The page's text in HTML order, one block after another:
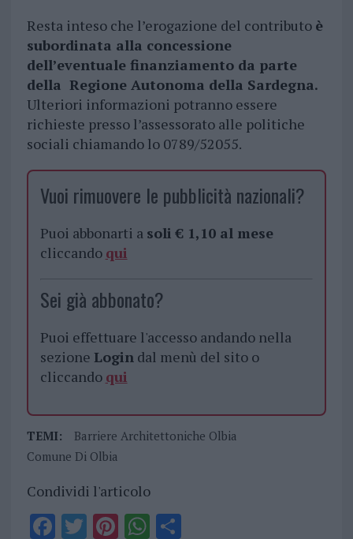
Resta inteso che l’erogazione del contributo è
subordinata alla concessione
dell’eventuale finanziamento da parte
della Regione Autonoma della Sardegna.
Ulteriori informazioni potranno essere
richieste presso l’assessorato alle politiche
sociali chiamando lo 0789/52055.
Vuoi rimuovere le pubblicità nazionali?
Puoi abbonarti a soli € 1,10 al mese
cliccando qui
Sei già abbonato?
Puoi effettuare l'accesso andando nella
sezione Logindal menù del sito o
cliccando qui
TEMI:
Barriere Architettoniche Olbia
Comune Di Olbia
Condividi l'articolo
F T PiWS